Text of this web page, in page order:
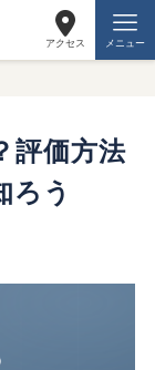
アクセス メニュー
評価方法
ろう